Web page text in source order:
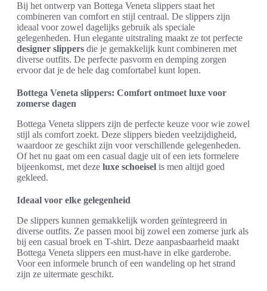
Bij het ontwerp van Bottega Veneta slippers staat het
combineren van comfort en stijl centraal. De slippers zijn
ideaal voor zowel dagelijks gebruik als speciale
gelegenheden. Hun elegante uitstraling maakt ze tot perfecte
designer slippers die je gemakkelijk kunt combineren met
diverse outfits. De perfecte pasvorm en demping zorgen
ervoor dat je de hele dag comfortabel kunt lopen.
Bottega Veneta slippers: Comfort ontmoet luxe voor
zomerse dagen
Bottega Veneta slippers zijn de perfecte keuze voor wie zowel
stijl als comfort zoekt. Deze slippers bieden veelzijdigheid,
waardoor ze geschikt zijn voor verschillende gelegenheden.
Of het nu gaat om een casual dagje uit of een iets formelere
bijeenkomst, met deze luxe schoeisel is men altijd goed
gekleed.
Ideaal voor elke gelegenheid
De slippers kunnen gemakkelijk worden geïntegreerd in
diverse outfits. Ze passen mooi bij zowel een zomerse jurk als
bij een casual broek en T-shirt. Deze aanpasbaarheid maakt
Bottega Veneta slippers een must-have in elke garderobe.
Voor een informele brunch of een wandeling op het strand
zijn ze uitermate geschikt.